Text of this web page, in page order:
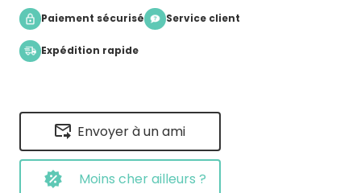
Envoyer à un ami
Moins cher ailleurs ?
Paiement sécurisé Service client
Expédition rapide